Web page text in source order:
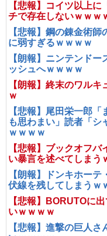
【悲報】コイツ以上
チで存在しないｗｗｗ
【悲報】鋼の錬金術
に弱すぎるｗｗｗｗ
【朗報】ニンテンド
ッシュへｗｗｗｗ
【朗報】終末のワル
ｗ
【悲報】尾田栄一郎
も思わまい」読者「
ｗｗｗｗ
【悲報】ブックオフ
い暴言を述べてしまう
【朗報】ドンキホー
伏線を残してしまうｗ
【悲報】BORUTOに
いｗｗｗｗ
【悲報】進撃の巨人